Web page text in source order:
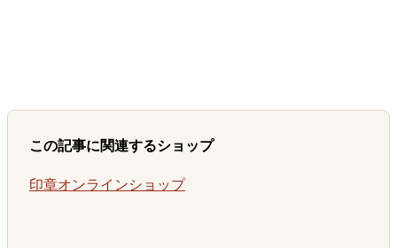
この記事に関連するショップ
印章オンラインショップ